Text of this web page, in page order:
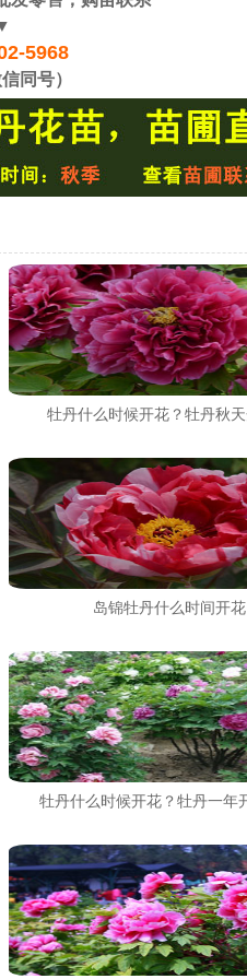
5968
同号）
牡丹什么时候开花？牡丹秋
岛锦牡丹什么时间开
牡丹什么时候开花？牡丹一年